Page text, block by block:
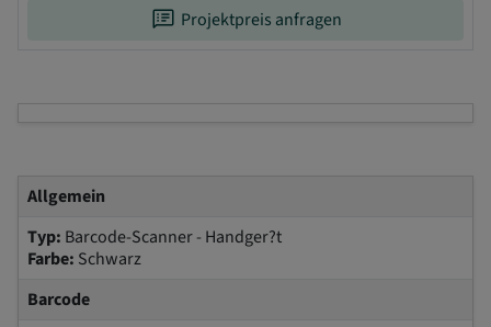
speaker_notes Projektpreis anfragen
Allgemein
Typ: Barcode-Scanner - Handger?t
Farbe: Schwarz
Barcode